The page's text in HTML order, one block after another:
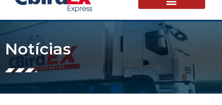
Notícias